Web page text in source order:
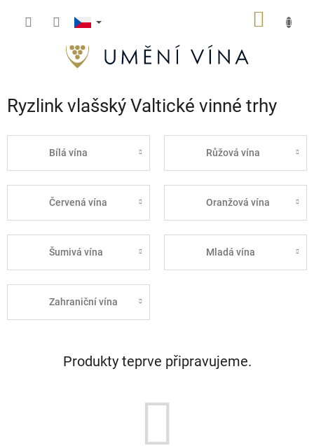
Ryzlink vlašský Valtické vinné trhy
Bílá vína Růžová vína
Červená vína Oranžová vína
Šumivá vína Mladá vína
Zahraniční vína
Produkty teprve připravujeme.